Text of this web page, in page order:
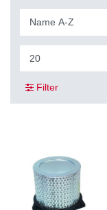
Filter